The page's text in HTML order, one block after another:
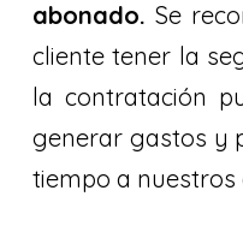
abonado. Se
cliente tener la
la contratación
generar gastos y
tiempo a nuestros